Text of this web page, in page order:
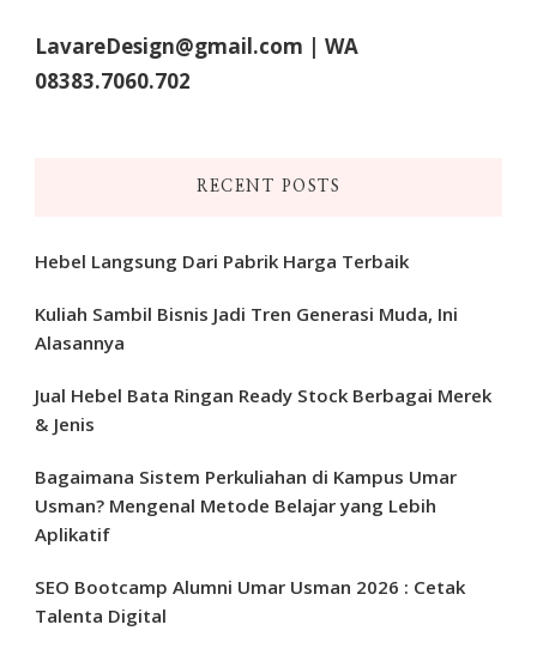
LavareDesign@gmail.com | WA
08383.7060.702
RECENT POSTS
Hebel Langsung Dari Pabrik Harga Terbaik
Kuliah Sambil Bisnis Jadi Tren Generasi Muda, Ini
Alasannya
Jual Hebel Bata Ringan Ready Stock Berbagai Merek
& Jenis
Bagaimana Sistem Perkuliahan di Kampus Umar
Usman? Mengenal Metode Belajar yang Lebih
Aplikatif
SEO Bootcamp Alumni Umar Usman 2026 : Cetak
Talenta Digital